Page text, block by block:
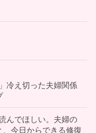
冷え切った夫婦関係
んでほしい。夫婦の
今日からできる修復